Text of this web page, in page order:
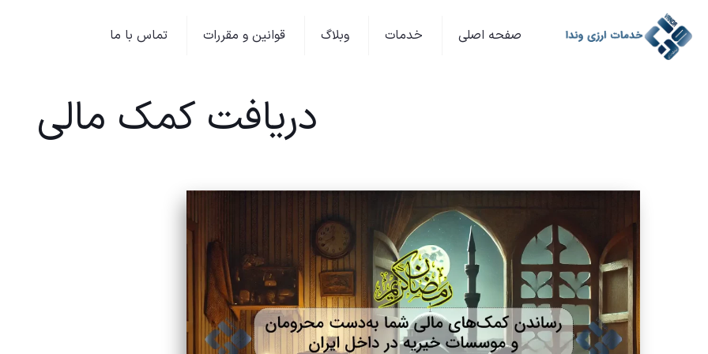
صفحه اصلی خدمات وبلاگ قوانین و مقررات تماس با ما
دریافت کمک مالی